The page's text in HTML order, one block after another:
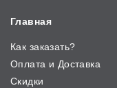
Главная
Как заказать?
Оплата и Доставка
Скидки